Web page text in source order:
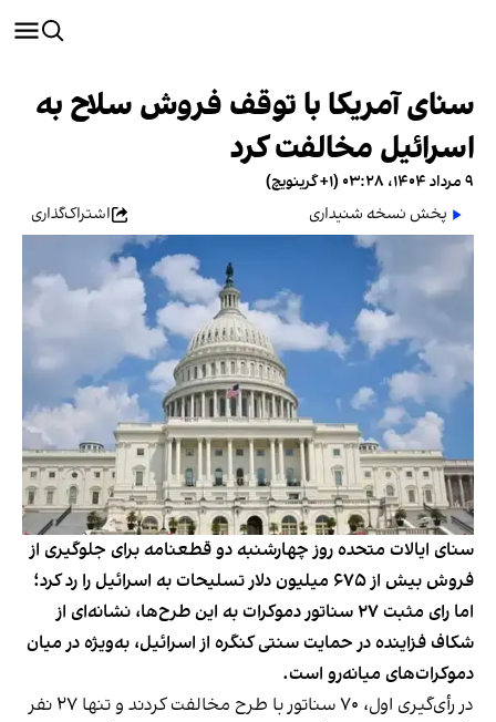
سنای آمریکا با توقف فروش سلاح به
اسرائیل مخالفت کرد
۹ مرداد ۱۴۰۴، ۰۳:۲۸ (‎+۱ گرینویچ)
پخش نسخه شنیداری
اشتراک‌گذاری
سنای ایالات متحده روز چهارشنبه دو قطعنامه برای جلوگیری از
فروش بیش از ۶۷۵ میلیون دلار تسلیحات به اسرائیل را رد کرد؛
اما رای مثبت ۲۷ سناتور دموکرات به این طرح‌ها، نشانه‌ای از
شکاف فزاینده در حمایت سنتی کنگره از اسرائیل، به‌ویژه در میان
دموکرات‌های میانه‌رو است.
در رأی‌گیری اول، ۷۰ سناتور با طرح مخالفت کردند و تنها ۲۷ نفر